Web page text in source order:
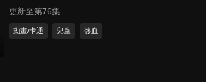
第11集 社區著火了
更新至第76集
動畫/卡通 兒童 熱血